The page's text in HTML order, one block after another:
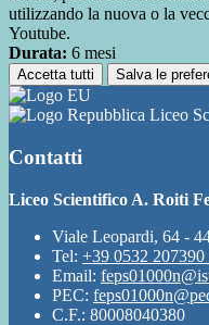
utilizzando la nuova o la
Youtube.
Durata: 6 mesi
Accetta tutti Salva le
Liceo
Contatti
Liceo Scientifico A. Roiti
Viale Leopardi, 64 -
Tel: +39 0532
Email:
PEC:
C.F.: 80008040380